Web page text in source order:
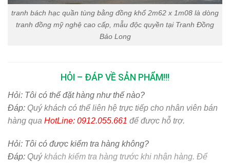
tranh bách hạc quần tùng bằng đồng khổ 2m62 x 1m08 là dòng
tranh đồng mỹ nghệ cao cấp, mẫu độc quyền tại Tranh Đồng
Bảo Long
HỎI – ĐÁP VỀ SẢN PHẨM!!!
Hỏi: Tôi có thể đặt hàng như thế nào?
Đáp: Quý khách có thể liên hệ trực tiếp cho nhân viên bán
hàng qua HotLine: 0912.055.661 để được hỗ trợ.
Hỏi: Tôi có được kiểm tra hàng không?
Đáp: Quýkhách kiểm tra hàng trước khi nhận hàng. Để